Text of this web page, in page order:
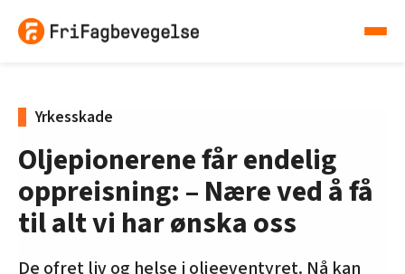
Yrkesskade
Oljepionerene får endelig
oppreisning: – Nære ved å få
til alt vi har ønska oss
De ofret liv og helse i oljeeventyret. Nå kan